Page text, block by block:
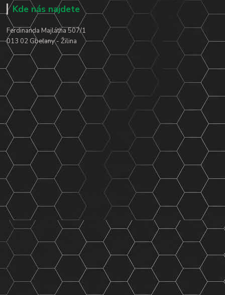
Kde nás najdete
Ferdinanda Majlátha 507/1
013 02 Gbeľany - Žilina